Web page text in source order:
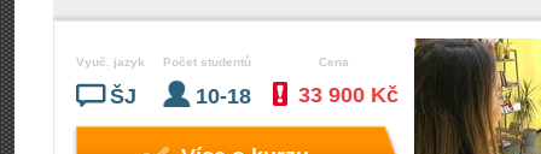
Vyuč. jazyk
ŠJ
Počet studentů
10-18
Cena
33 900 Kč